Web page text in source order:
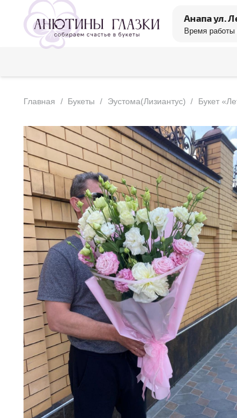
Анапа ул.
Время работы
Главная / Букеты / Эустома(Лизиантус) / Букет